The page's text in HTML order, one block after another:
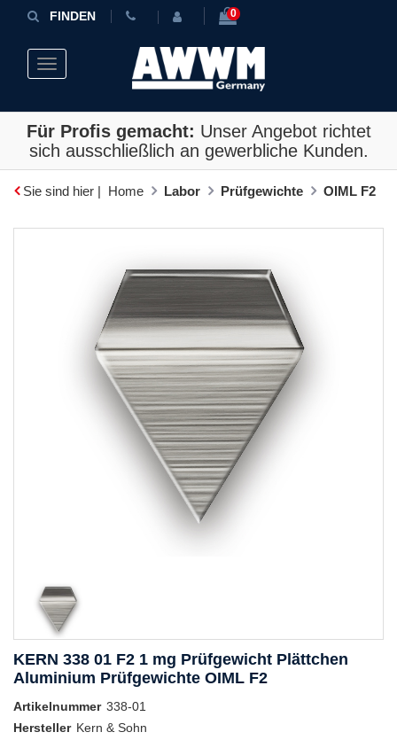
FINDEN 0
Toggle navigation
Für Profis gemacht: Unser Angebot richtet
sich ausschließlich an gewerbliche Kunden.
Sie sind hier | Home Labor Prüfgewichte OIML F2
KERN 338 01 F2 1 mg Prüfgewicht Plättchen
Aluminium Prüfgewichte OIML F2
Artikelnummer 338-01
Hersteller Kern & Sohn